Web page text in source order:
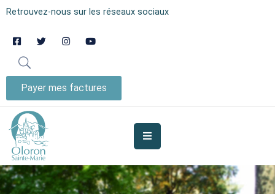
Retrouvez-nous sur les réseaux sociaux
Payer mes factures
AUJOURD’HUI
OLORON
JE
SUIS
MES
SERVICES